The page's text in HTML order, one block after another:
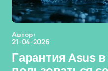
Автор:
21-04-2026
Гарантия Asus